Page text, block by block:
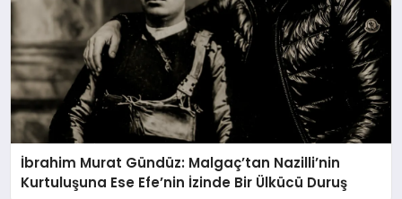
İbrahim Murat Gündüz: Malgaç’tan Nazilli’nin
Kurtuluşuna Ese Efe’nin İzinde Bir Ülkücü Duruş